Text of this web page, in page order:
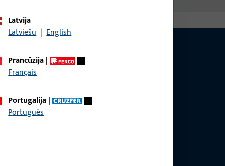
susijusiais su produktais, taikymu ir
Latvija
Latviešu | English
Prancūzija|
Français
Portugalija|
Português